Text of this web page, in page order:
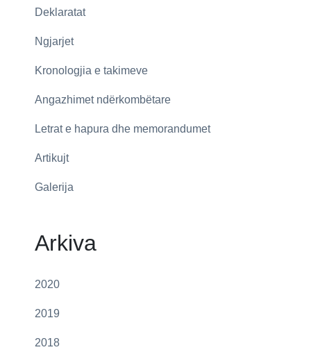
Deklaratat
Ngjarjet
Kronologjia e takimeve
Angazhimet ndërkombëtare
Letrat e hapura dhe memorandumet
Artikujt
Galerija
Arkiva
2020
2019
2018